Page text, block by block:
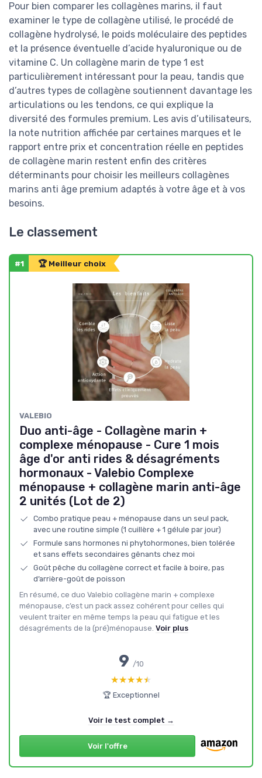
Pour bien comparer les collagènes marins, il faut
examiner le type de collagène utilisé, le procédé de
collagène hydrolysé, le poids moléculaire des peptides
et la présence éventuelle d’acide hyaluronique ou de
vitamine C. Un collagène marin de type 1 est
particulièrement intéressant pour la peau, tandis que
d’autres types de collagène soutiennent davantage les
articulations ou les tendons, ce qui explique la
diversité des formules premium. Les avis d’utilisateurs,
la note nutrition affichée par certaines marques et le
rapport entre prix et concentration réelle en peptides
de collagène marin restent enfin des critères
déterminants pour choisir les meilleurs collagènes
marins anti âge premium adaptés à votre âge et à vos
besoins.
Le classement
#1 🏆 Meilleur choix
VALEBIO
Duo anti-âge - Collagène marin +
complexe ménopause - Cure 1 mois
âge d'or anti rides & désagréments
hormonaux - Valebio Complexe
ménopause + collagène marin anti-âge
2 unités (Lot de 2)
Combo pratique peau + ménopause dans un seul pack,
avec une routine simple (1 cuillère + 1 gélule par jour)
Formule sans hormones ni phytohormones, bien tolérée
et sans effets secondaires gênants chez moi
Goût pêche du collagène correct et facile à boire, pas
d’arrière-goût de poisson
En résumé, ce duo Valebio collagène marin + complexe
ménopause, c’est un pack assez cohérent pour celles qui
veulent traiter en même temps la peau qui fatigue et les
désagréments de la (pré)ménopause. Voir plus
9 /10
★★★★★
★★★★★
🏆 Exceptionnel
Voir le test complet →
Voir l'offre